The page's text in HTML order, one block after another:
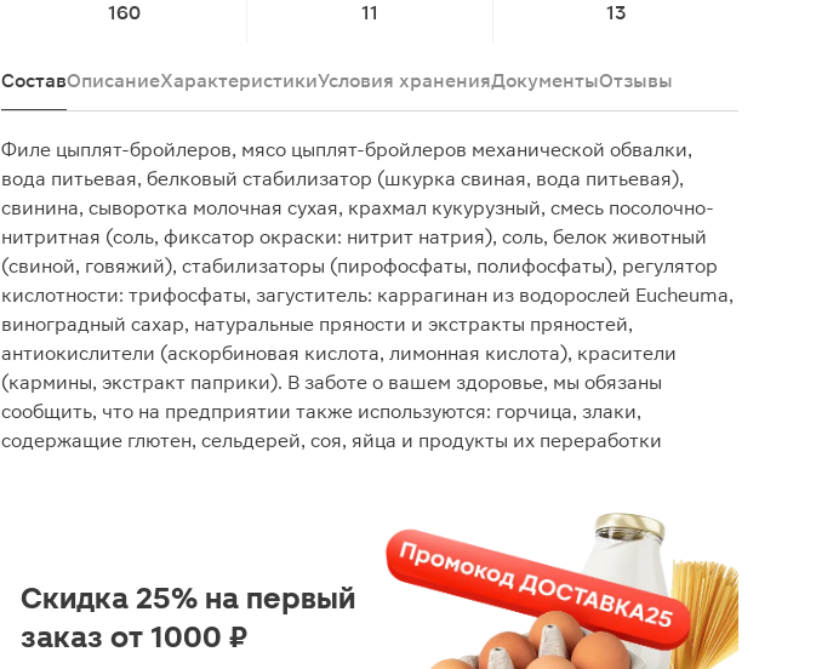
160 11 13
СоставОписаниеХарактеристикиУсловия храненияДокументыОтзывы
Филе цыплят-бройлеров, мясо цыплят-бройлеров механической обвалки,
вода питьевая, белковый стабилизатор (шкурка свиная, вода питьевая),
свинина, сыворотка молочная сухая, крахмал кукурузный, смесь посолочно-
нитритная (соль, фиксатор окраски: нитрит натрия), соль, белок животный
(свиной, говяжий), стабилизаторы (пирофосфаты, полифосфаты), регулятор
кислотности: трифосфаты, загуститель: каррагинан из водорослей Eucheuma,
виноградный сахар, натуральные пряности и экстракты пряностей,
антиокислители (аскорбиновая кислота, лимонная кислота), красители
(кармины, экстракт паприки). В заботе о вашем здоровье, мы обязаны
сообщить, что на предприятии также используются: горчица, злаки,
содержащие глютен, сельдерей, соя, яйца и продукты их переработки
Скидка 25% на первый
заказ от 1000 ₽